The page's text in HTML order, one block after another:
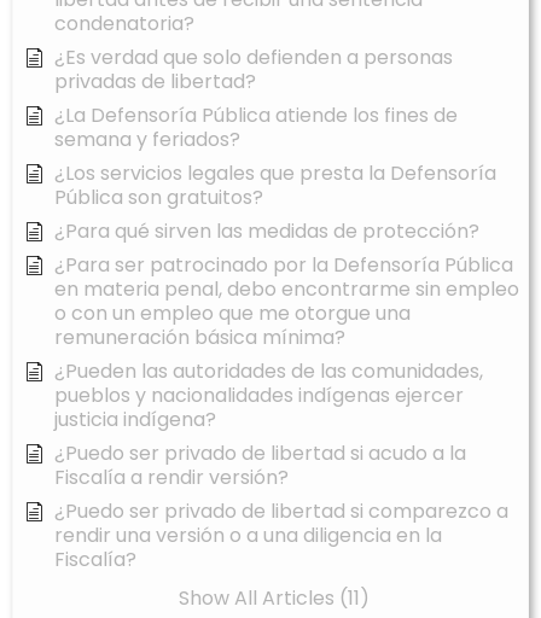
condenatoria?
¿Es verdad que solo defienden a personas
privadas de libertad?
¿La Defensoría Pública atiende los fines de
semana y feriados?
¿Los servicios legales que presta la Defensoría
Pública son gratuitos?
¿Para qué sirven las medidas de protección?
¿Para ser patrocinado por la Defensoría Pública
en materia penal, debo encontrarme sin empleo
o con un empleo que me otorgue una
remuneración básica mínima?
¿Pueden las autoridades de las comunidades,
pueblos y nacionalidades indígenas ejercer
justicia indígena?
¿Puedo ser privado de libertad si acudo a la
Fiscalía a rendir versión?
¿Puedo ser privado de libertad si comparezco a
rendir una versión o a una diligencia en la
Fiscalía?
Show All Articles (11)